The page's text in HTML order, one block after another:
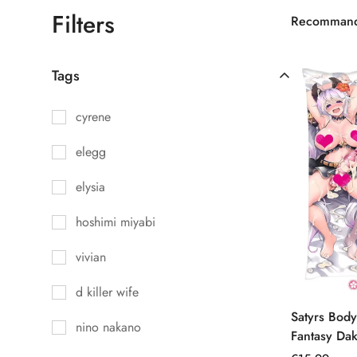
Filters
Tags
cyrene
elegg
elysia
hoshimi miyabi
vivian
d killer wife
nino nakano
Satyrs
Fantasy